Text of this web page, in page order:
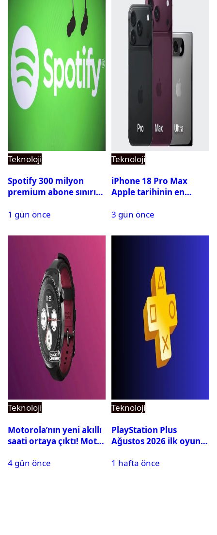
Teknoloji
Spotify 300 milyon
premium abone sınırını
1 gün önce
Teknoloji
iPhone 18 Pro Max
Apple tarihinin en
3 gün önce
Teknoloji
Motorola’nın yeni akıllı
saati ortaya çıktı! Moto
görüntülendi
4 gün önce
Teknoloji
PlayStation Plus
Ağustos 2026 ilk oyunu
1 hafta önce